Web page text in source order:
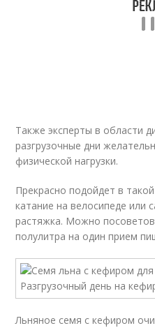
Также эксперты в области
разгрузочные дни
физической нагрузки.
Прекрасно подойдет в
катание на велосипеде или
растяжка. Можно
полулитра на один прием
Льняное семя с кефиром